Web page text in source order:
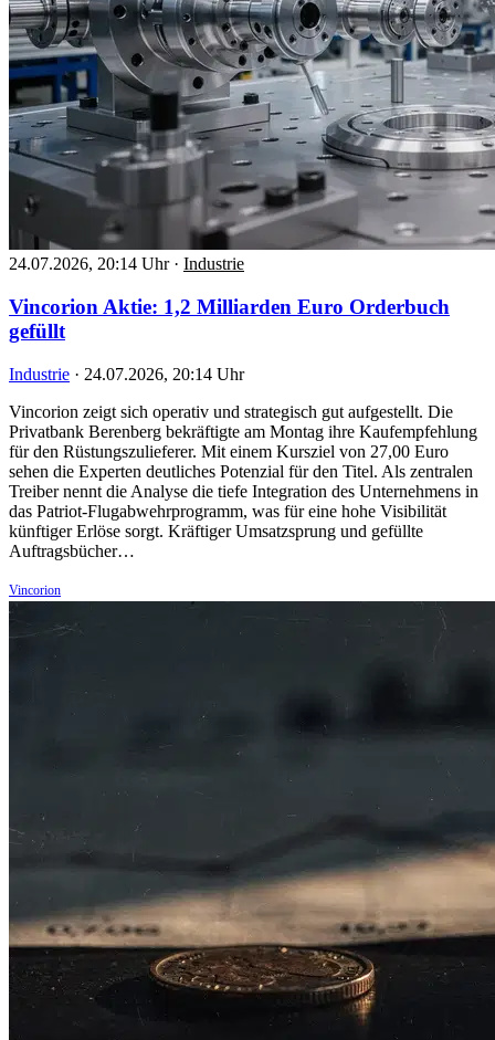
24.07.2026, 20:14 Uhr · Industrie
Vincorion Aktie: 1,2 Milliarden Euro Orderbuch
gefüllt
Industrie · 24.07.2026, 20:14 Uhr
Vincorion zeigt sich operativ und strategisch gut aufgestellt. Die
Privatbank Berenberg bekräftigte am Montag ihre Kaufempfehlung
für den Rüstungszulieferer. Mit einem Kursziel von 27,00 Euro
sehen die Experten deutliches Potenzial für den Titel. Als zentralen
Treiber nennt die Analyse die tiefe Integration des Unternehmens in
das Patriot-Flugabwehrprogramm, was für eine hohe Visibilität
künftiger Erlöse sorgt. Kräftiger Umsatzsprung und gefüllte
Auftragsbücher…
Vincorion